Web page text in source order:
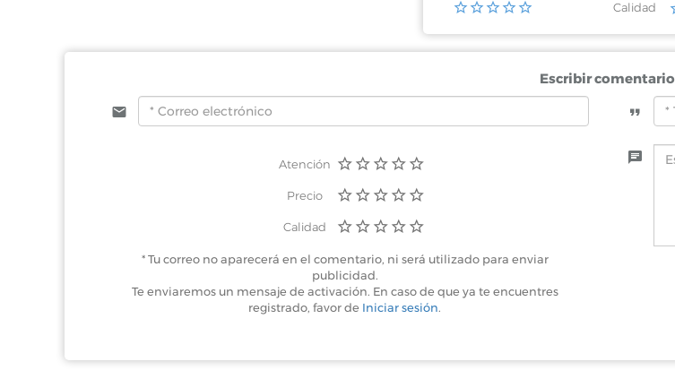
Calidad
Escribir comentario
Atención
Precio
Calidad
* Tu correo no aparecerá en el comentario, ni será utilizado para enviar
publicidad.
Te enviaremos un mensaje de activación. En caso de que ya te encuentres
registrado, favor de Iniciar sesión.